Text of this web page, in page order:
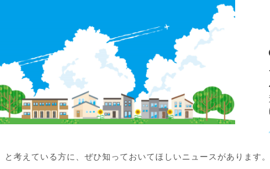
と考えている方に、ぜひ知っておいてほしいニュースがあります。